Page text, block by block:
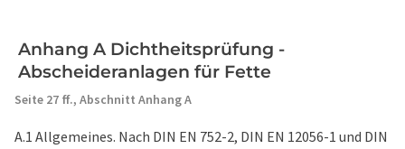
Anhang A Dichtheitsprüfung -
Abscheideranlagen für Fette
Seite 27 ff., Abschnitt Anhang A
A.1 Allgemeines. Nach DIN EN 752-2, DIN EN 12056-1 und DIN